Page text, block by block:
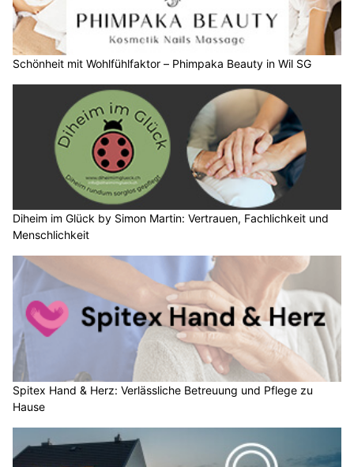
Schönheit mit Wohlfühlfaktor – Phimpaka Beauty in Wil SG
Diheim im Glück by Simon Martin: Vertrauen, Fachlichkeit und
Menschlichkeit
Spitex Hand & Herz: Verlässliche Betreuung und Pflege zu
Hause